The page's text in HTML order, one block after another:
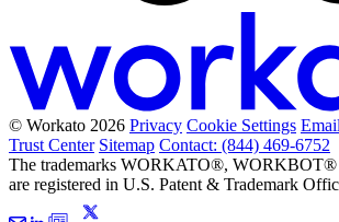
© Workato 2026 Privacy Cookie Settings
Trust Center Sitemap Contact: (844) 469-6752
The trademarks WORKATO®,
are registered in U.S. Patent & Trademark